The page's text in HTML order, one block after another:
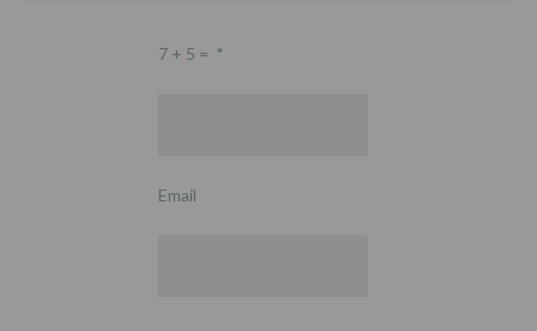
7 + 5 = *
Email